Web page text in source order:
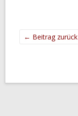
← Beitrag zurück